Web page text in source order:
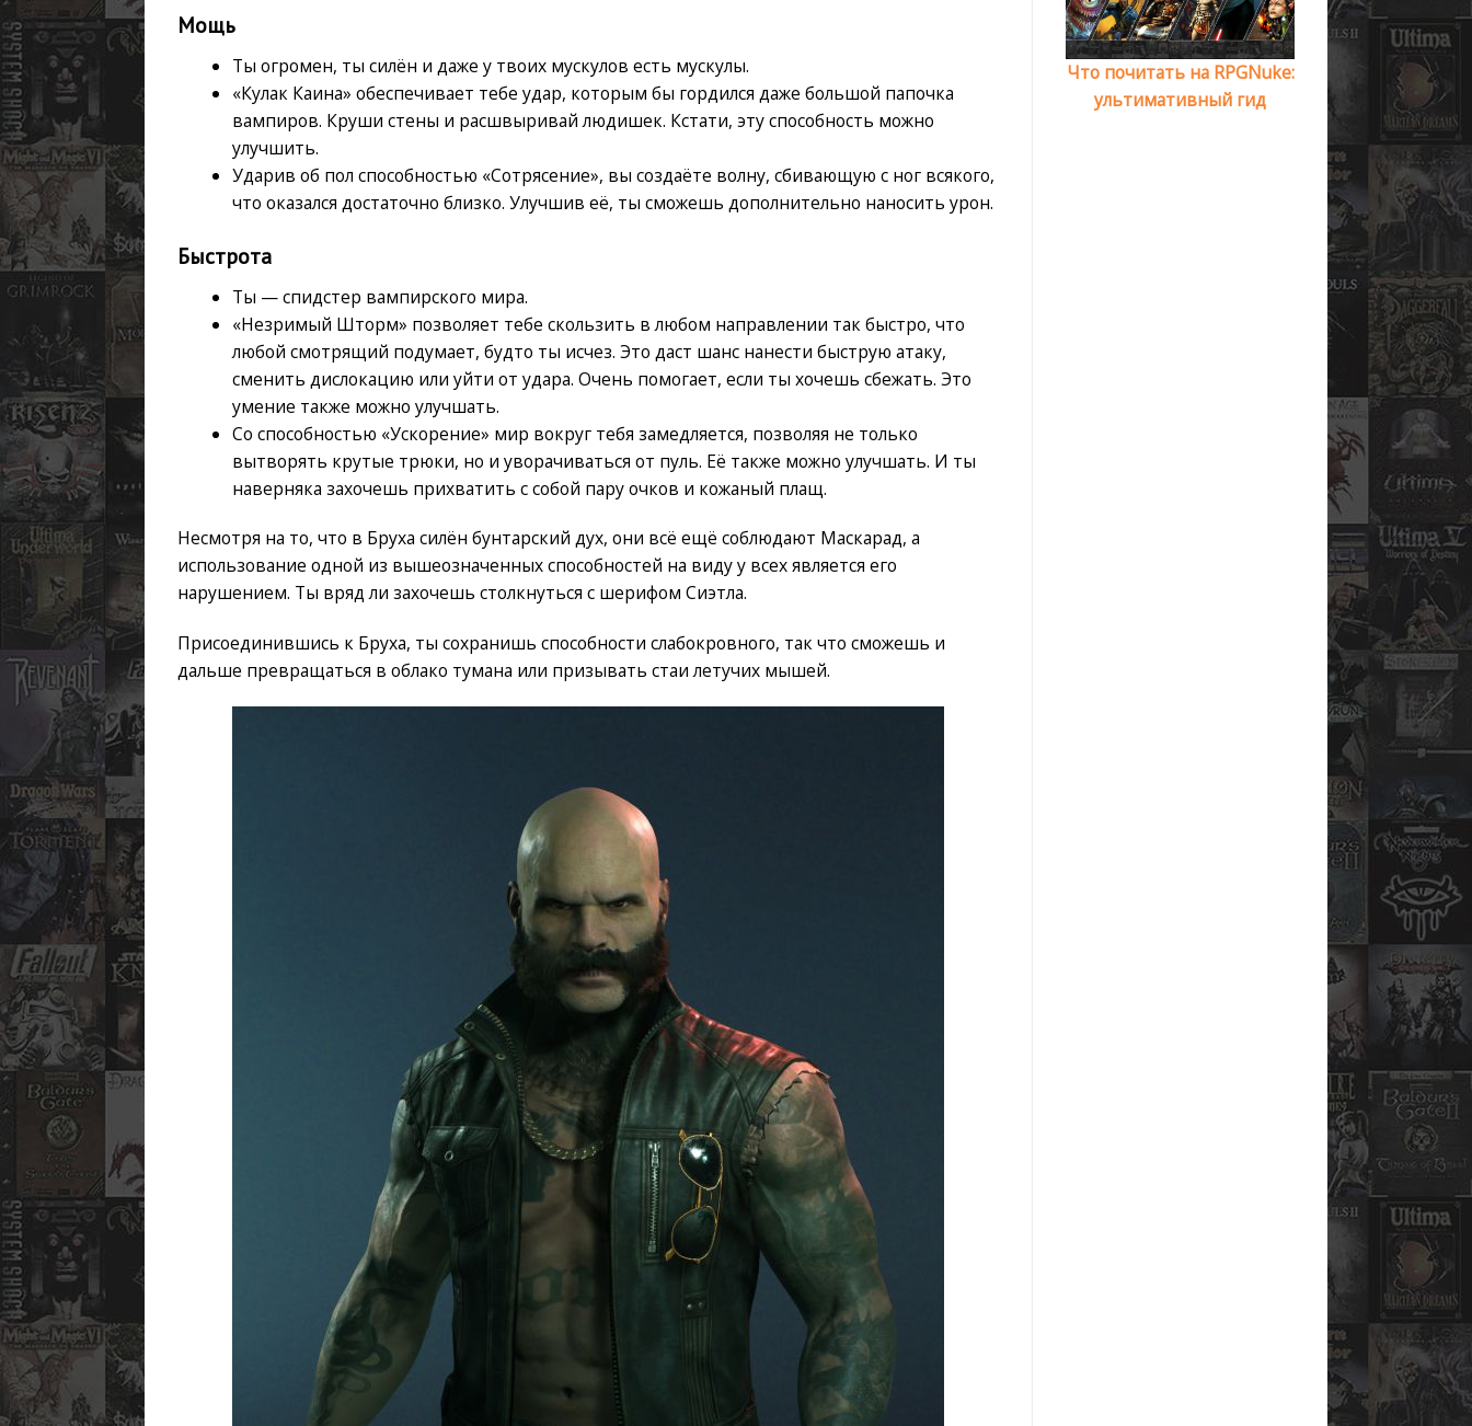
Мощь
Ты огромен, ты силён и даже у твоих мускулов есть мускулы.
«Кулак Каина» обеспечивает тебе удар, которым бы гордился даже большой папочка
вампиров. Круши стены и расшвыривай людишек. Кстати, эту способность можно
улучшить.
Ударив об пол способностью «Сотрясение», вы создаёте волну, сбивающую с ног всякого,
что оказался достаточно близко. Улучшив её, ты сможешь дополнительно наносить урон.
Быстрота
Ты — спидстер вампирского мира.
«Незримый Шторм» позволяет тебе скользить в любом направлении так быстро, что
любой смотрящий подумает, будто ты исчез. Это даст шанс нанести быструю атаку,
сменить дислокацию или уйти от удара. Очень помогает, если ты хочешь сбежать. Это
умение также можно улучшать.
Со способностью «Ускорение» мир вокруг тебя замедляется, позволяя не только
вытворять крутые трюки, но и уворачиваться от пуль. Её также можно улучшать. И ты
наверняка захочешь прихватить с собой пару очков и кожаный плащ.
Несмотря на то, что в Бруха силён бунтарский дух, они всё ещё соблюдают Маскарад, а
использование одной из вышеозначенных способностей на виду у всех является его
нарушением. Ты вряд ли захочешь столкнуться с шерифом Сиэтла.
Присоединившись к Бруха, ты сохранишь способности слабокровного, так что сможешь и
дальше превращаться в облако тумана или призывать стаи летучих мышей.
Что почитать на RPGNuke:
ультимативный гид